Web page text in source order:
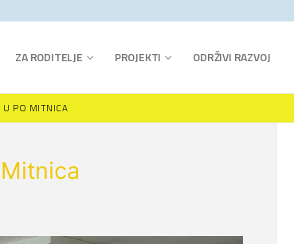
ZA RODITELJE PROJEKTI ODRŽIVI RAZVOJ
U PO MITNICA